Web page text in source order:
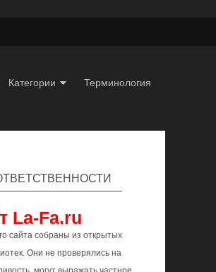
Категории Терминология
La-Fa.ru
сайта собраны из открытых
Они не проверялись на